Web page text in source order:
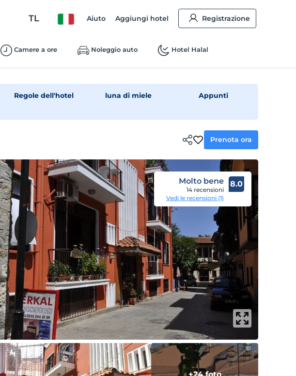
TL Aiuto Aggiungi hotel Registrazione
Camere a ore Noleggio auto Hotel Halal
Regole dell'hotel luna di miele Appunti
Prenota ora
Molto bene
14 recensioni
Vedi le recensioni (1)
8.0